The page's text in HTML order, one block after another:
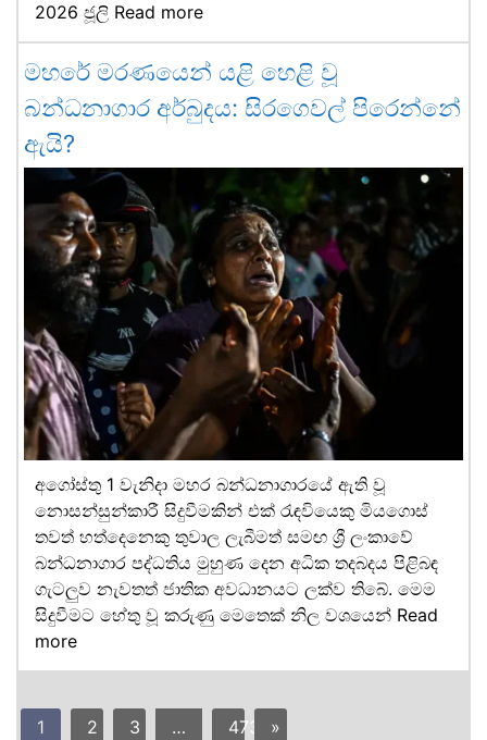
2026 ජූලි Read more
මහරේ මරණයෙන් යළි හෙළි වූ
බන්ධනාගාර අර්බුදය: සිරගෙවල් පිරෙන්නේ
ඇයි?
අගෝස්තු 1 වැනිදා මහර බන්ධනාගාරයේ ඇති වූ
නොසන්සුන්කාරී සිදුවීමකින් එක් රැඳවියෙකු මියගොස්
තවත් හත්දෙනෙකු තුවාල ලැබීමත් සමඟ ශ්‍රී ලංකාවේ
බන්ධනාගාර පද්ධතිය මුහුණ දෙන අධික තදබදය පිළිබඳ
ගැටලුව නැවතත් ජාතික අවධානයට ලක්ව තිබේ. මෙම
සිදුවීමට හේතු වූ කරුණු මෙතෙක් නිල වශයෙන් Read
more
1 2 3 … 473 »